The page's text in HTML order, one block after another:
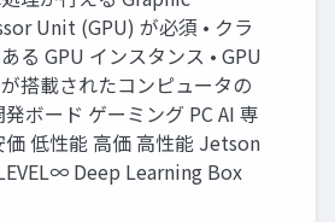
Unit (GPU) が必須 • クラ
る GPU インスタンス • GPU
搭載されたコンピュータの
ボード ゲーミング PC AI 専
価 低性能 ⾼価 ⾼性能 Jetson
Deep Learning Box